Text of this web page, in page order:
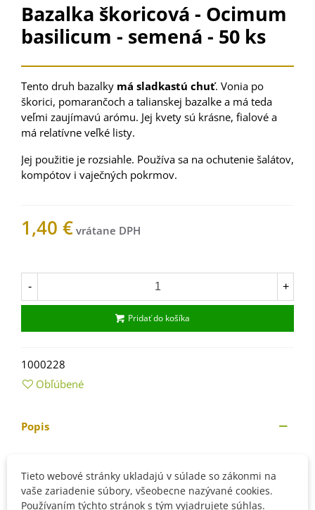
Bazalka škoricová - Ocimum
basilicum - semená - 50 ks
Tento druh bazalky má sladkastú chuť. Vonia po
škorici, pomarančoch a talianskej bazalke a má teda
veľmi zaujímavú arómu. Jej kvety sú krásne, fialové a
má relatívne veľké listy.
Jej použitie je rozsiahle. Používa sa na ochutenie šalátov,
kompótov i vaječných pokrmov.
1,40 €
- +
Pridať do košíka
1000228
Obľúbené
Popis
môžme pestovať v črepníkoch i v záhonoch
pri pestovaní vonku vysievame od apríla až júna, vnútri
Tieto webové stránky ukladajú v súlade so zákonmi na
vaše zariadenie súbory, všeobecne nazývané cookies.
Používaním týchto stránok s tým vyjadrujete súhlas.